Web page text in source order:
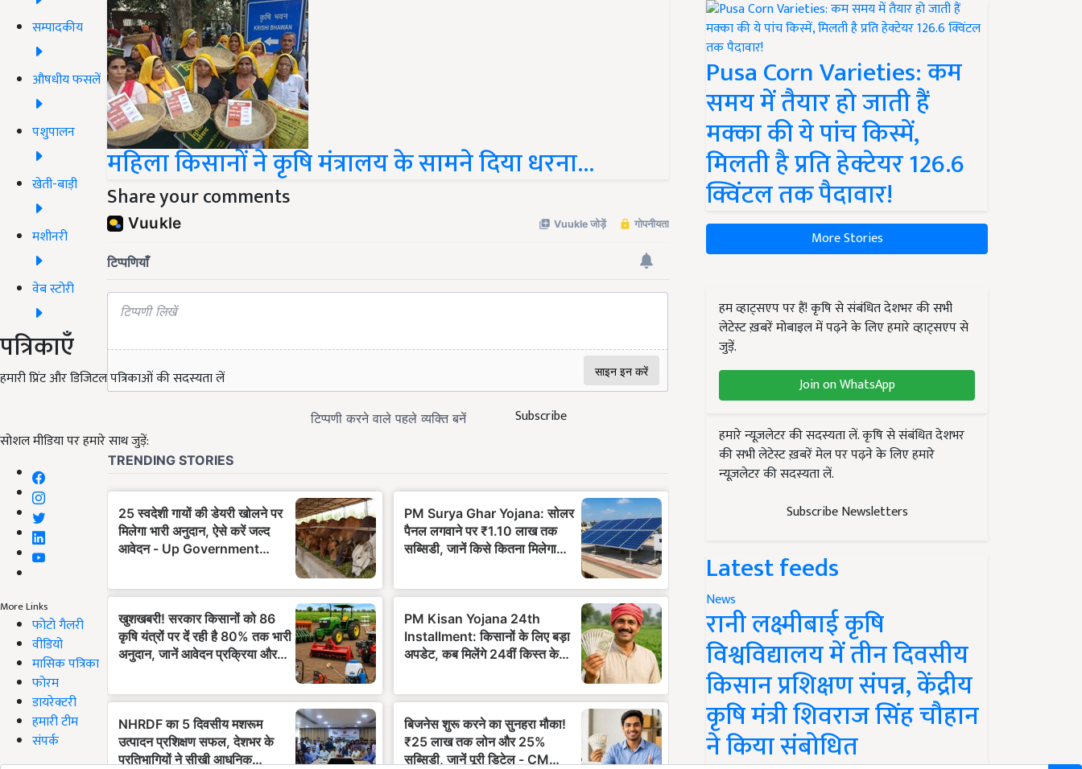
सम्पादकीय
औषधीय फसलें
पशुपालन
खेती-बाड़ी
मशीनरी
वेब स्टोरी
पत्रिकाएँ
हमारी प्रिंट और डिजिटल पत्रिकाओं की सदस्यता लें
Subscribe
सोशल मीडिया पर हमारे साथ जुड़ें:
More Links
फोटो गैलरी
वीडियो
मासिक पत्रिका
फोरम
डायरेक्टरी
हमारी टीम
संपर्क
महिला किसानों ने कृषि मंत्रालय के सामने दिया धरना...
Share your comments
Pusa Corn Varieties: कम
समय में तैयार हो जाती हैं
मक्का की ये पांच किस्में,
मिलती है प्रति हेक्टेयर 126.6
क्विंटल तक पैदावार!
More Stories
हम व्हाट्सएप पर हैं! कृषि से संबंधित देशभर की सभी
लेटेस्ट ख़बरें मोबाइल में पढ़ने के लिए हमारे व्हाट्सएप से
जुड़ें.
Join on WhatsApp
हमारे न्यूज़लेटर की सदस्यता लें. कृषि से संबंधित देशभर
की सभी लेटेस्ट ख़बरें मेल पर पढ़ने के लिए हमारे
न्यूज़लेटर की सदस्यता लें.
Subscribe Newsletters
Latest feeds
News
रानी लक्ष्मीबाई कृषि
विश्वविद्यालय में तीन दिवसीय
किसान प्रशिक्षण संपन्न, केंद्रीय
कृषि मंत्री शिवराज सिंह चौहान
ने किया संबोधित